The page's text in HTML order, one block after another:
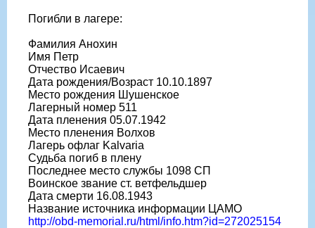
Погибли в лагере:
Фамилия Анохин
Имя Петр
Отчество Исаевич
Дата рождения/Возраст 10.10.1897
Место рождения Шушенское
Лагерный номер 511
Дата пленения 05.07.1942
Место пленения Волхов
Лагерь офлаг Kalvaria
Судьба погиб в плену
Последнее место службы 1098 СП
Воинское звание ст. ветфельдшер
Дата смерти 16.08.1943
Название источника информации ЦАМО
http://obd-memorial.ru/html/info.htm?id=272025154